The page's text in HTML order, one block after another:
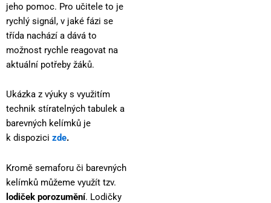
jeho pomoc. Pro učitele to je
rychlý signál, v jaké fázi se
třída nachází a dává to
možnost rychle reagovat na
aktuální potřeby žáků.
Ukázka z výuky s využitím
technik stíratelných tabulek a
barevných kelímků je
k dispozici zde.
Kromě semaforu či barevných
kelímků můžeme využít tzv.
lodiček porozumění. Lodičky